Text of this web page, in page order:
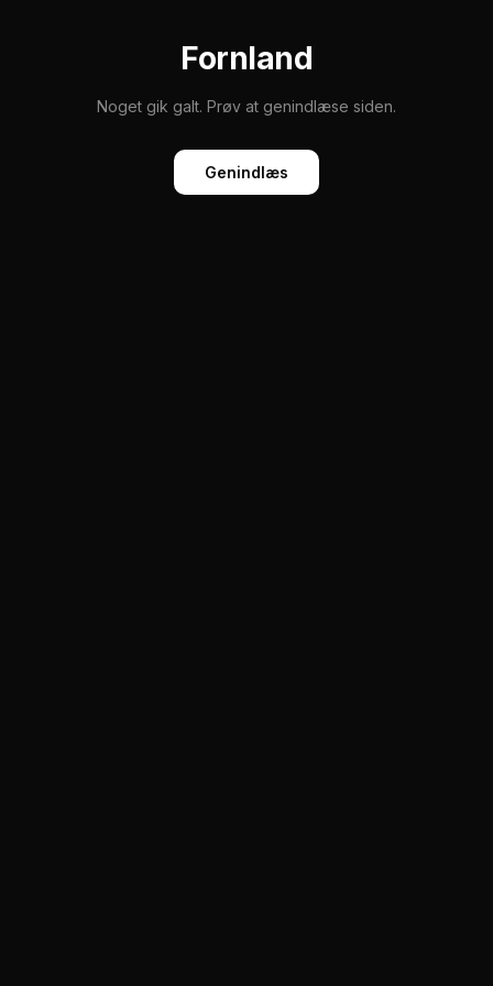
Fornland
Noget gik galt. Prøv at genindlæse siden.
Genindlæs